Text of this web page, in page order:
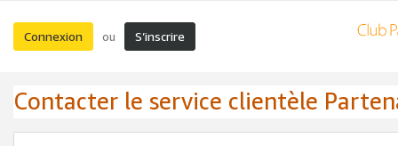
Connexion ou S’inscrire
Contacter le service clientèle